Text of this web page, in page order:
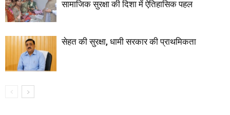
सामाजिक सुरक्षा की दिशा में ऐतिहासिक पहल
सेहत की सुरक्षा, धामी सरकार की प्राथमिकता